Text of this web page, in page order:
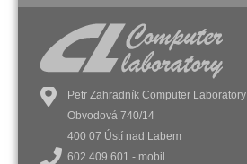
Petr Zahradník Computer Laboratory
Obvodová 740/14
400 07 Ústí nad Labem
602 409 601 - mobil